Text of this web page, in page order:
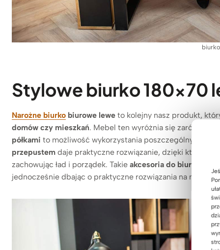
Stylowe biurko 180×70
Narożne biurko biurowe lewe to kolejny nasz produkt,
domów czy mieszkań. Mebel ten wyróżnia się zarówno
półkami to możliwość wykorzystania poszczególnych
przepustem daje praktyczne rozwiązanie, dzięki
zachowując ład i porządek. Takie akcesoria do biurka
jednocześnie dbając o praktyczne rozwiązania na